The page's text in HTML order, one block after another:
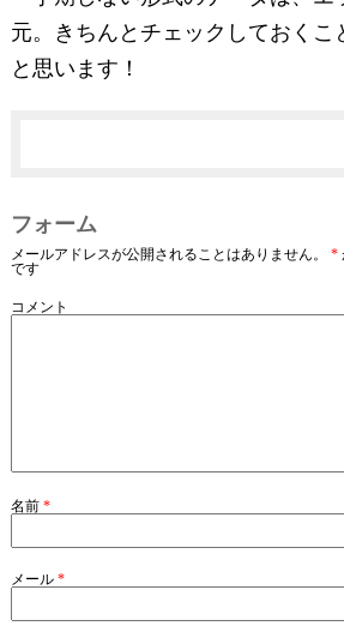
元。きちんとチェックしておくこ
と思います！
フォーム
メールアドレスが公開されることはありません。 *
です
コメント
名前 *
メール *